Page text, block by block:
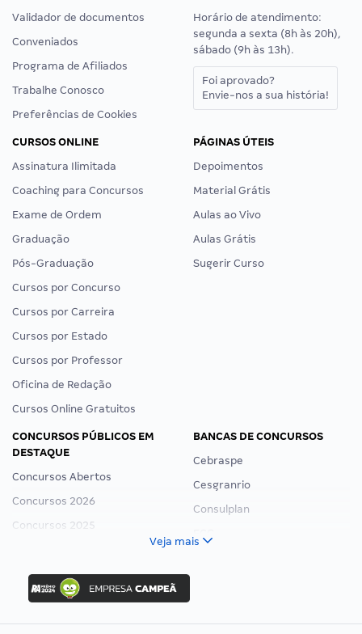
Validador de documentos
Conveniados
Programa de Afiliados
Trabalhe Conosco
Preferências de Cookies
Horário de atendimento:
segunda a sexta (8h às 20h),
sábado (9h às 13h).
Foi aprovado?
Envie-nos a sua história!
CURSOS ONLINE
Assinatura Ilimitada
Coaching para Concursos
Exame de Ordem
Graduação
Pós-Graduação
Cursos por Concurso
Cursos por Carreira
Cursos por Estado
Cursos por Professor
Oficina de Redação
Cursos Online Gratuitos
PÁGINAS ÚTEIS
Depoimentos
Material Grátis
Aulas ao Vivo
Aulas Grátis
Sugerir Curso
CONCURSOS PÚBLICOS EM
DESTAQUE
Concursos Abertos
Concursos 2026
Concursos 2025
Concurso Nacional Unificado
Concurso Ibama
Concurso MPU
Editais publicados
BANCAS DE CONCURSOS
Cebraspe
Cesgranrio
Consulplan
Veja mais